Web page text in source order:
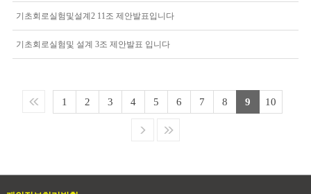
기초회로실험및설계2 11조 제안발표입니다
기초회로실험및 설계 3조 제안발표 입니다
1 2 3 4 5 6 7 8 9 10